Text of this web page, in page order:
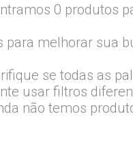
0 produtos
para melhorar sua
se todas as
usar filtros
não temos